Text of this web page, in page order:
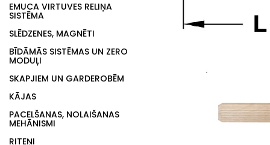
EMUCA VIRTUVES RELIŅA
SISTĒMA
SLĒDZENES, MAGNĒTI
BĪDĀMĀS SISTĒMAS UN ZERO
MODUĻI
SKAPJIEM UN GARDEROBĒM
KĀJAS
PACELŠANAS, NOLAIŠANAS
MEHĀNISMI
RITEŅI